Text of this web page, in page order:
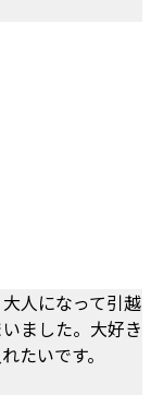
人になって引越
ました。大好き
たいです。